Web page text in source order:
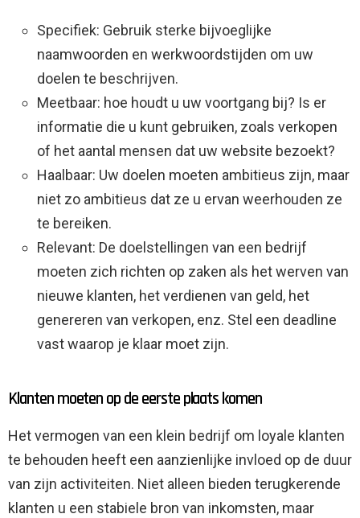
Specifiek: Gebruik sterke bijvoeglijke
naamwoorden en werkwoordstijden om uw
doelen te beschrijven.
Meetbaar: hoe houdt u uw voortgang bij? Is er
informatie die u kunt gebruiken, zoals verkopen
of het aantal mensen dat uw website bezoekt?
Haalbaar: Uw doelen moeten ambitieus zijn, maar
niet zo ambitieus dat ze u ervan weerhouden ze
te bereiken.
Relevant: De doelstellingen van een bedrijf
moeten zich richten op zaken als het werven van
nieuwe klanten, het verdienen van geld, het
genereren van verkopen, enz. Stel een deadline
vast waarop je klaar moet zijn.
Klanten moeten op de eerste plaats komen
Het vermogen van een klein bedrijf om loyale klanten
te behouden heeft een aanzienlijke invloed op de duur
van zijn activiteiten. Niet alleen bieden terugkerende
klanten u een stabiele bron van inkomsten, maar